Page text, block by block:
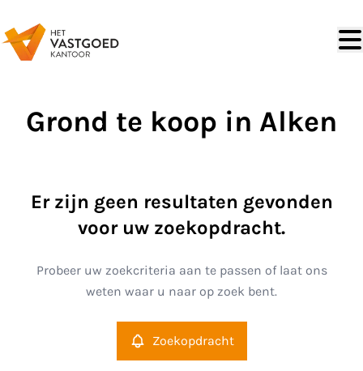
Grond te koop in Alken
Er zijn geen resultaten gevonden
voor uw zoekopdracht.
Probeer uw zoekcriteria aan te passen of laat ons
weten waar u naar op zoek bent.
Zoekopdracht